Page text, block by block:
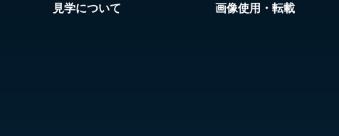
見学について 画像使用・転載